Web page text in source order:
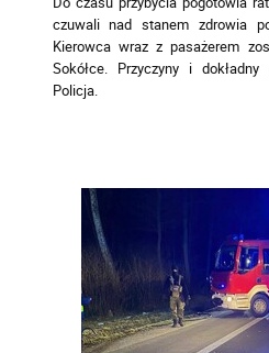
czuwali nad stanem zdrowia
Kierowca wraz z pasażerem
Sokółce. Przyczyny i
Policja.